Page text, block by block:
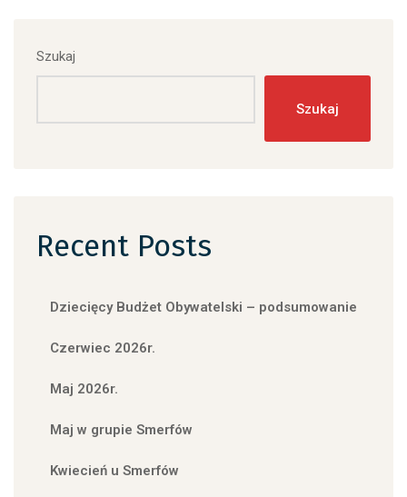
Szukaj
Szukaj
Recent Posts
Dziecięcy Budżet Obywatelski – podsumowanie
Czerwiec 2026r.
Maj 2026r.
Maj w grupie Smerfów
Kwiecień u Smerfów